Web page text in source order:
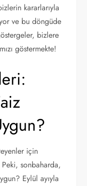
kararlarıyla
ve bu döngüde
bizlere
göstermekte!
için
sonbaharda,
Eylül ayıyla